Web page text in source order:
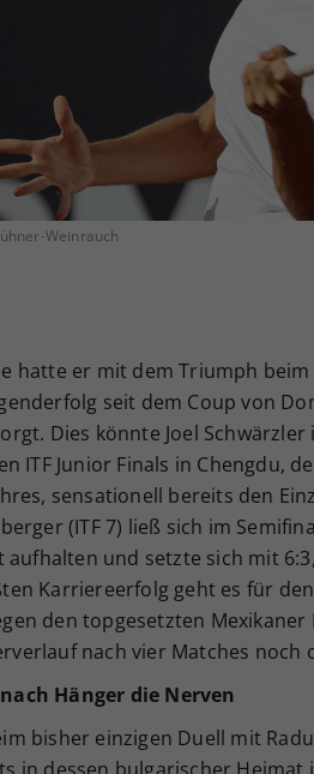
Weinrauch
hatte er mit dem Triumph beim
seit dem Coup von
Dies könnte Joel
ITF Junior Finals in Chengdu,
sensationell bereits den
(ITF 7) ließ sich im
aufhalten und setzte sich mit
Karriereerfolg geht es für
den topgesetzten Mexikaner
nach vier Matches noch
Hänger die Nerven
bisher einzigen Duell mit
in dessen bulgarischer